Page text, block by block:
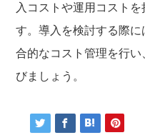
入コストや運用コスト
す。導入を検討する際
合的なコスト管理を行
びましょう。